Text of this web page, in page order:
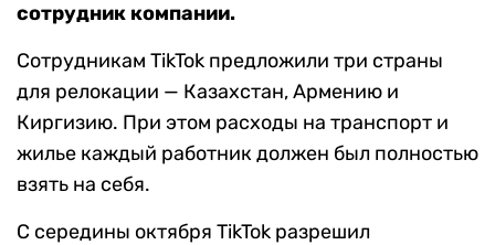
сотрудник компании.
Сотрудникам TikTok предложили три страны
для релокации — Казахстан, Армению и
Киргизию. При этом расходы на транспорт и
жилье каждый работник должен был полностью
взять на себя.
С середины октября TikTok разрешил